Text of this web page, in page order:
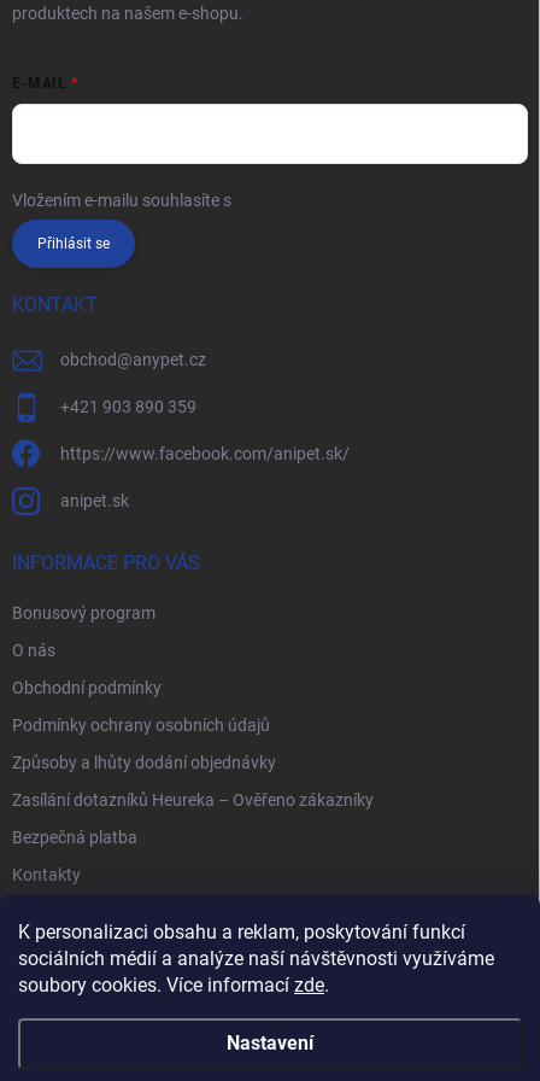
K personalizaci obsahu a reklam, poskytování funkcí
sociálních médií a analýze naší návštěvnosti využíváme
soubory cookies. Více informací zde.
Nastavení
produktech na našem e-shopu.
E-MAIL
Vložením e-mailu souhlasíte s
Přihlásit se
KONTAKT
obchod@anypet.cz
+421 903 890 359
https://www.facebook.com/anipet.sk/
anipet.sk
INFORMACE PRO VÁS
Bonusový program
O nás
Obchodní podmínky
Podmínky ochrany osobních údajů
Způsoby a lhůty dodání objednávky
Zasílání dotazníků Heureka – Ověřeno zákazníky
Bezpečná platba
Kontakty
Anipet.sk